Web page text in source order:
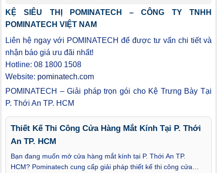
KỆ SIÊU THỊ POMINATECH – CÔNG TY TNHH
POMINATECH VIỆT NAM
Liên hệ ngay với POMINATECH để được tư vấn chi tiết và
nhận báo giá ưu đãi nhất!
Hotline: 08 1800 1508
Website: pominatech.com
POMINATECH – Giải pháp trọn gói cho Kệ Trưng Bày Tại
P. Thới An TP. HCM
Thiết Kế Thi Công Cửa Hàng Mắt Kính Tại P. Thới
An TP. HCM
Bạn đang muốn mở cửa hàng mắt kính tại P. Thới An TP.
HCM? Pominatech cung cấp giải pháp thiết kế thi công cửa